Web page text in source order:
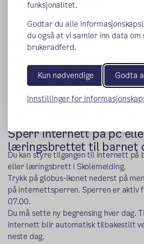
funksjonalitet.
Godtar du alle
du også at vi samler inn data
brukeradferd.
Kun nødvendige Godta
Innstillinger for
Hvis du har barn i grunnskolen:
reservasjonsregisteret (KRR).Hvis det
endre opplysningene her
(ekstern
.
videregående skole:
Du kan endre telefonnummer og e-
logge deg inn på via skolens nettside.
du «Logg inn» øverst i høyre hjørnet.
Sperr internett på pc
læringsbrettet til barnet
Du kan styre tilgangen til internett på
eller læringsbrett i Skolemelding.
Trykk på globus-ikonet nederst på
på internettsperren. Sperren er aktiv
07.00.
Du må sette ny begrensing hver dag.
internett blir automatisk tilbakestilt
neste dag.